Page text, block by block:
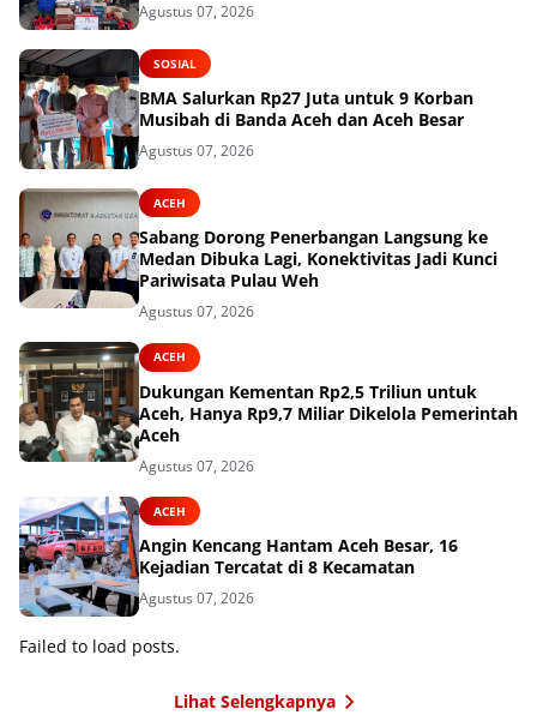
Agustus 07, 2026
SOSIAL
BMA Salurkan Rp27 Juta untuk 9 Korban
Musibah di Banda Aceh dan Aceh Besar
Agustus 07, 2026
ACEH
Sabang Dorong Penerbangan Langsung ke
Medan Dibuka Lagi, Konektivitas Jadi Kunci
Pariwisata Pulau Weh
Agustus 07, 2026
ACEH
Dukungan Kementan Rp2,5 Triliun untuk
Aceh, Hanya Rp9,7 Miliar Dikelola Pemerintah
Aceh
Agustus 07, 2026
ACEH
Angin Kencang Hantam Aceh Besar, 16
Kejadian Tercatat di 8 Kecamatan
Agustus 07, 2026
Failed to load posts.
Lihat Selengkapnya